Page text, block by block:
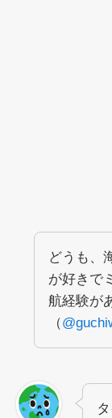
どうも、
が好きで
航経験が
（